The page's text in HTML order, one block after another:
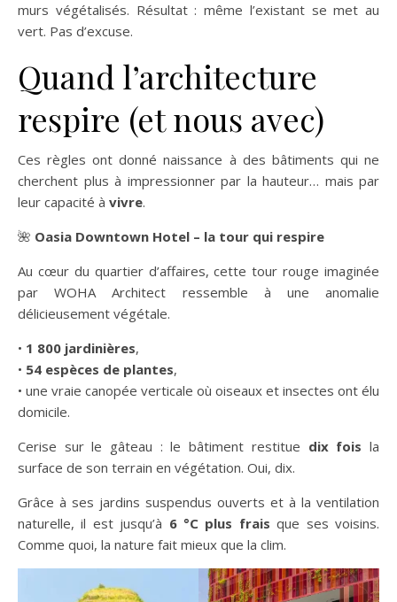
murs végétalisés. Résultat : même l’existant se met au
vert. Pas d’excuse.
Quand l’architecture
respire (et nous avec)
Ces règles ont donné naissance à des bâtiments qui ne
cherchent plus à impressionner par la hauteur… mais par
leur capacité à vivre.
🌺 Oasia Downtown Hotel – la tour qui respire
Au cœur du quartier d’affaires, cette tour rouge imaginée
par WOHA Architect ressemble à une anomalie
délicieusement végétale.
• 1 800 jardinières,
• 54 espèces de plantes,
• une vraie canopée verticale où oiseaux et insectes ont élu
domicile.
Cerise sur le gâteau : le bâtiment restitue dix fois la
surface de son terrain en végétation. Oui, dix.
Grâce à ses jardins suspendus ouverts et à la ventilation
naturelle, il est jusqu’à 6 °C plus frais que ses voisins.
Comme quoi, la nature fait mieux que la clim.